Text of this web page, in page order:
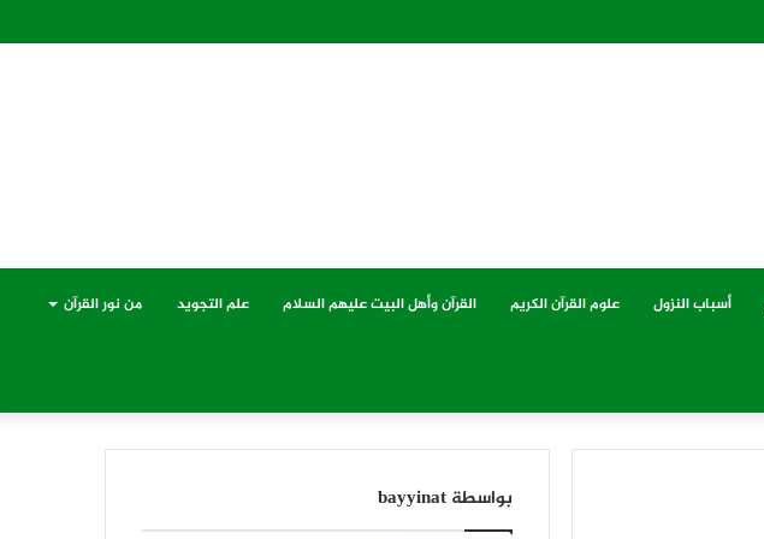
أسباب النزول علوم القرآن الكريم القرآن وأهل البيت عليهم السلام علم التجويد من نور القرآن
بواسطة bayyinat